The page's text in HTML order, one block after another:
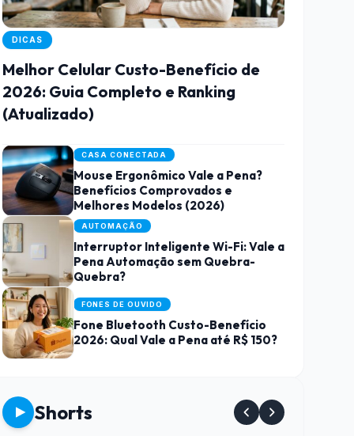
DICAS
Melhor Celular Custo-Benefício de
2026: Guia Completo e Ranking
(Atualizado)
CASA CONECTADA
Mouse Ergonômico Vale a Pena?
Benefícios Comprovados e
Melhores Modelos (2026)
AUTOMAÇÃO
Interruptor Inteligente Wi-Fi: Vale a
Pena Automação sem Quebra-
Quebra?
FONES DE OUVIDO
Fone Bluetooth Custo-Benefício
2026: Qual Vale a Pena até R$ 150?
Shorts